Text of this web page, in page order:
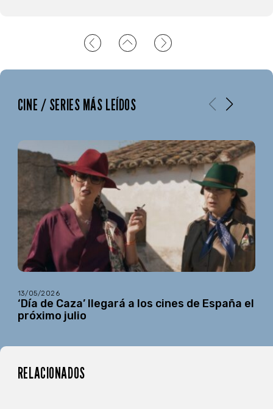
CINE / SERIES MÁS LEÍDOS
13/05/2026
‘Día de Caza’ llegará a los cines de España el
próximo julio
RELACIONADOS